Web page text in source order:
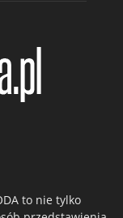
to nie tylko